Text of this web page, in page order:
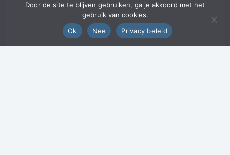
Door de site te blijven gebruiken, ga je akkoord met het
gebruik van cookies.
Ok
Nee Privacy beleid